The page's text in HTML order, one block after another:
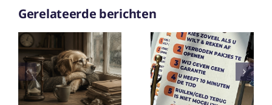
Gerelateerde berichten